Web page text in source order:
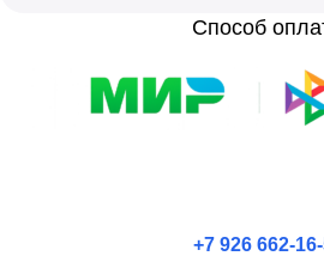
Способ
+7 926 662-